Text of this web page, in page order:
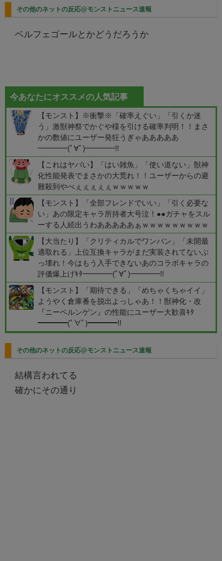
その他のネットの反応@モンストニュース速報
ベルフェゴールとかどうだろうか
今あなたにオススメの人気記事
【モンスト】※衝撃※「確率えぐい」「引くか迷
う」激獣神祭でかぐや様を引ける確率判明！！まさ
かの数値にユーザー発狂うぎゃあああああ
━━━━(ﾟ∀ﾟ)━━━━!!
【これはヤバい】「はい雑魚」「使い道ない」獣神
化性能発表でまさかの大荒れ！！ユーザーからの避
難殺到やべぇぇぇぇぇｗｗｗｗｗ
【モンスト】「全部フレンドでいい」「引く必要な
い」あの限定キャラ所持者大号泣！●●ガチャをスル
ーする人続出うわあああああぁｗｗｗｗｗｗｗｗｗ
【大当たり】「クリティカルでワンパン」「未開最
適取れる」上位互換キャラがまだ実装されてないぶ
っ壊れ！今はもう入手できないあのコラボキャラの
評価爆上げｷﾀ━━━━(ﾟ∀ﾟ)━━━━!!
【モンスト】「期待できる」「めちゃくちゃイイ」
ようやく倉庫番を脱出よっしゃあ！！獣神化・改
『ニーベルンゲン』の性能にユーザー大歓喜ｷﾀ
━━━━(ﾟ∀ﾟ)━━━━!!
その他のネットの反応@モンストニュース速報
結構言われてる
確かにその通り